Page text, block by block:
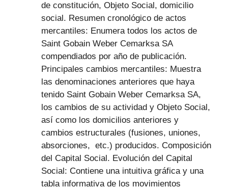
de constitución, Objeto Social, domicilio
social. Resumen cronológico de actos
mercantiles: Enumera todos los actos de
Saint Gobain Weber Cemarksa SA
compendiados por año de publicación.
Principales cambios mercantiles: Muestra
las denominaciones anteriores que haya
tenido Saint Gobain Weber Cemarksa SA,
los cambios de su actividad y Objeto Social,
así como los domicilios anteriores y
cambios estructurales (fusiones, uniones,
absorciones, etc.) producidos. Composición
del Capital Social. Evolución del Capital
Social: Contiene una intuitiva gráfica y una
tabla informativa de los movimientos